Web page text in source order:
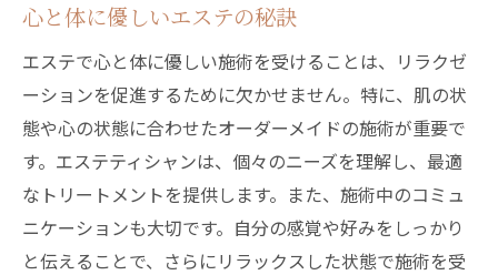
心と体に優しいエステの秘訣
エステで心と体に優しい施術を受けることは、リラクゼ
ーションを促進するために欠かせません。特に、肌の状
態や心の状態に合わせたオーダーメイドの施術が重要で
す。エステティシャンは、個々のニーズを理解し、最適
なトリートメントを提供します。また、施術中のコミュ
ニケーションも大切です。自分の感覚や好みをしっかり
と伝えることで、さらにリラックスした状態で施術を受